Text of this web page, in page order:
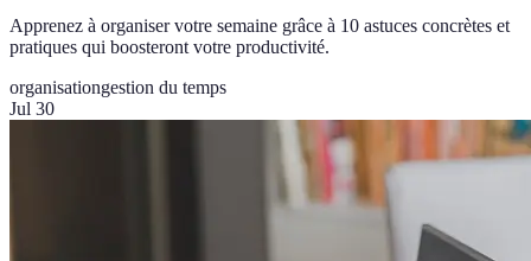
Apprenez à organiser votre semaine grâce à 10 astuces concrètes et
pratiques qui boosteront votre productivité.
organisationgestion du temps
Jul 30